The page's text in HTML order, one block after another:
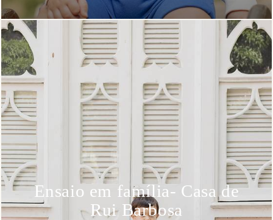
Ensaio em família- Casa de
Rui Barbosa